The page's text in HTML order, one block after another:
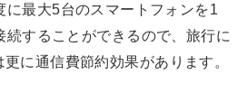
に最大5台のスマートフォンを1
することができるので、旅行に
に通信費節約効果があります。